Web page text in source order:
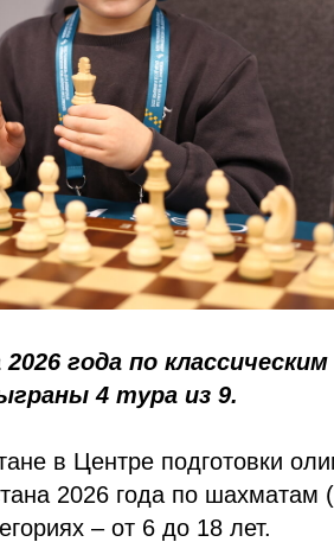
года по
4 тура из 9.
в Центре подготовки
2026 года по шахматам
– от 6 до 18 лет.